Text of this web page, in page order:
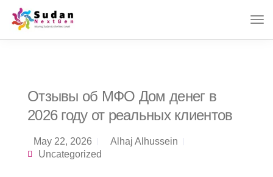
Отзывы об МФО Дом денег в
2026 году от реальных клиентов
May 22, 2026
Alhaj Alhussein
Uncategorized